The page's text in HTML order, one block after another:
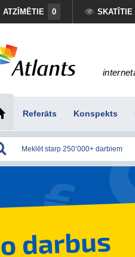
ATZĪMĒTIE 0 SKATĪTIE
Referāts Konspekts